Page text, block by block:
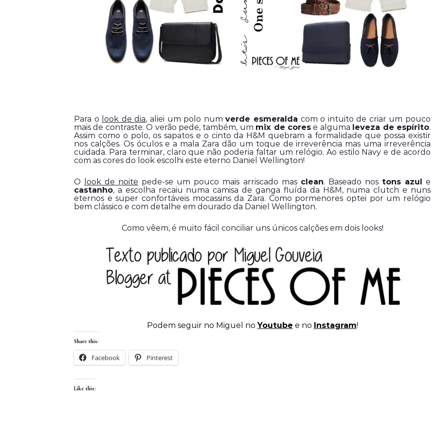
Para o look de dia, aliei um polo num verde esmeralda com o intuito de criar um pouco
mais de contraste. O verão pede, também, um mix de cores e alguma leveza de espírito.
Assim como o polo, os sapatos e o cinto da H&M quebram a formalidade que possa existir
nos calções. Os óculos e a mala Zara dão um toque de irreverência mas uma irreverência
cuidada. Para terminar, claro que não poderia faltar um relógio. Ao estilo Navy e de acordo
com as cores do look escolhi este eterno Daniel Wellington!
O look de noite pede-se um pouco mais arriscado mas clean. Baseado nos tons azul
castanho, a escolha recaiu numa camisa de ganga fluída da H&M, numa clutch e nuns
eternos e super confortáveis mocassins da Zara. Como pormenores optei por um relógio
bem clássico e com detalhe em dourado da Daniel Wellington.
Como vêem, é muito fácil conciliar uns únicos calções em dois looks!
Podem seguir no Miguel noYoutube e no Instagram!
Share this:
Facebook Pinterest
Like this: